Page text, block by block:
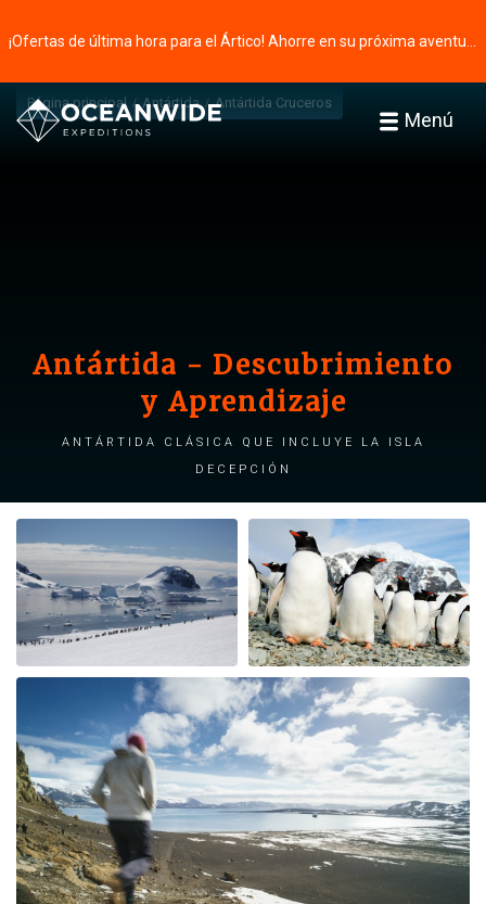
Menú
Página principal Antártida Antártida Cruceros
Antártida - Descubrimiento
y Aprendizaje
Antártida clásica que incluye la isla
Decepción